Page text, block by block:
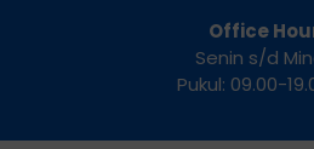
Office
Senin s/d
Pukul: 09.00-